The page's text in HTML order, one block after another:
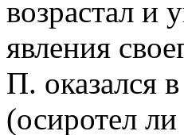
возрастал и
явления
П. оказался
(осиротел